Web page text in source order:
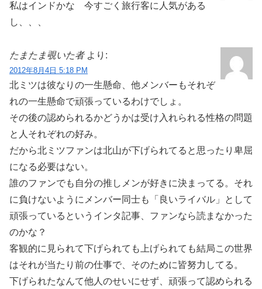
私はインドかな 今すごく旅行客に人気がある
し、、、
たまたま覗いた者 より:
2012年8月4日 5:18 PM
北ミツは彼なりの一生懸命、他メンバーもそれぞ
れの一生懸命で頑張っているわけでしょ。
その後の認められるかどうかは受け入れられる性格の問題
と人それぞれの好み。
だから北ミツファンは北山が下げられてると思ったり卑屈
になる必要はない。
誰のファンでも自分の推しメンが好きに決まってる。それ
に負けないようにメンバー同士も「良いライバル」として
頑張っているというインタ記事、ファンなら読まなかった
のかな？
客観的に見られて下げられても上げられても結局この世界
はそれが当たり前の仕事で、そのために皆努力してる。
下げられたなんて他人のせいにせず、頑張って認められる